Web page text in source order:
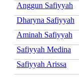
Anggun Safiyyah
Dharyna Safiyyah
Aminah Safiyyah
Safiyyah Medina
Safiyyah Arissa